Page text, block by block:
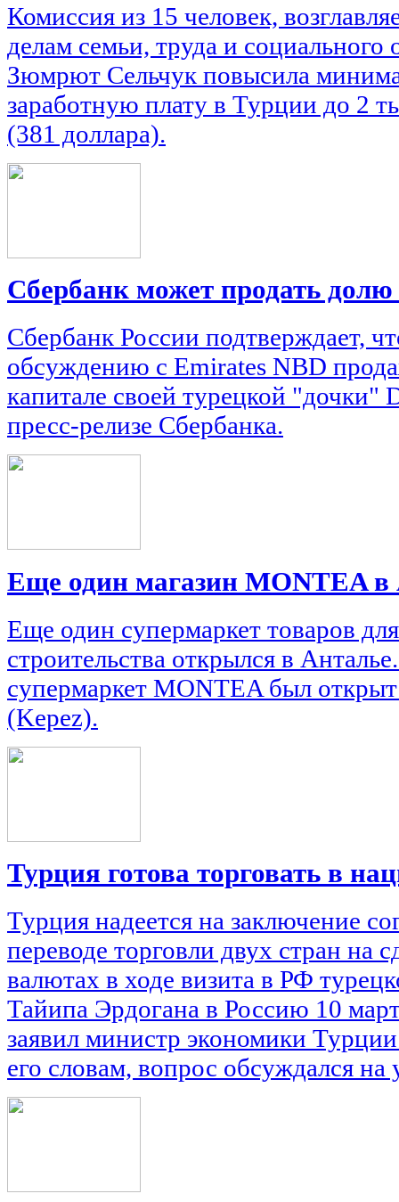
Комиссия из 15 человек,
делам семьи, труда и социального
Зюмрют Сельчук повысила
заработную плату в Турции до 2
(381 доллара).
Сбербанк может продать
Сбербанк России подтверждает,
обсуждению с Emirates NBD
капитале своей турецкой "дочки"
пресс-релизе Сбербанка.
Еще один магазин MONTEA в
Еще один супермаркет товаров
строительства открылся в
супермаркет MONTEA был
(Kepez).
Турция готова торговать в
Турция надеется на заключение
переводе торговли двух стран на
валютах в ходе визита в РФ
Тайипа Эрдогана в Россию 10
заявил министр экономики
его словам, вопрос обсуждался на